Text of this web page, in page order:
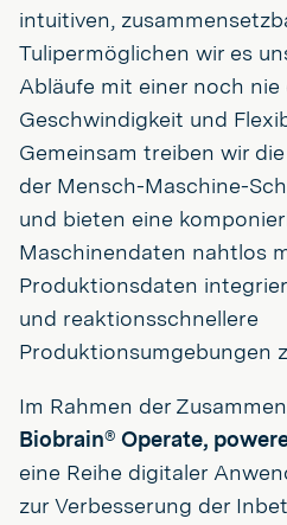
intuitiven,
Tulipermöglichen wir es
Abläufe mit einer noch nie
Geschwindigkeit und
Gemeinsam treiben wir
der Mensch-Maschine-
und bieten eine
Maschinendaten nahtlos
Produktionsdaten
und reaktionsschnellere
Produktionsumgebungen
Im Rahmen der
Biobrain® Operate,
eine Reihe digitaler
zur Verbesserung der